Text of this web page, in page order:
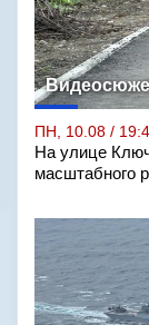
ПН, 10.08 /
На улице
масштабного